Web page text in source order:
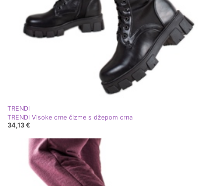
TRENDI
TRENDI Visoke crne čizme s džepom crna
34,13 €